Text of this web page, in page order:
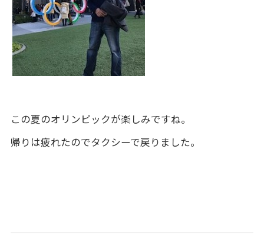
この夏のオリンピックが楽しみですね。
帰りは疲れたのでタクシーで戻りました。